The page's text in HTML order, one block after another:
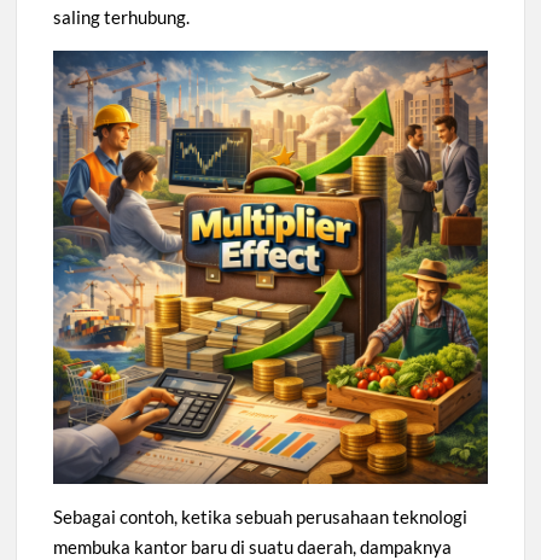
saling terhubung.
Sebagai contoh, ketika sebuah perusahaan teknologi
membuka kantor baru di suatu daerah, dampaknya